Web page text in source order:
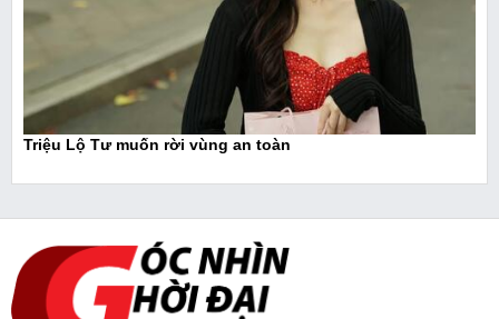
Triệu Lộ Tư muốn rời vùng an toàn